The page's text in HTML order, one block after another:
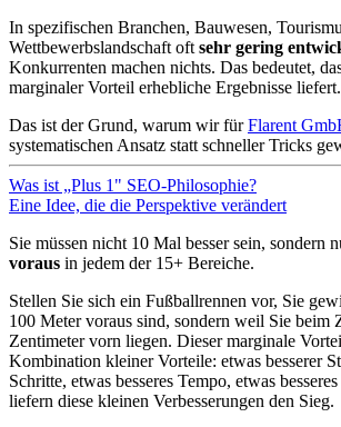
In spezifischen Branchen, Bauwesen,
Wettbewerbslandschaft oft sehr gering
Konkurrenten machen nichts. Das bedeutet,
marginaler Vorteil erhebliche Ergebnisse liefert.
Das ist der Grund, warum wir fürFlarent
systematischen Ansatz statt schneller Tricks
Was ist „Plus 1" SEO-Philosophie?
Eine Idee, die die Perspektive verändert
Sie müssen nicht 10 Mal besser sein, sondern
voraus in jedem der 15+ Bereiche.
Stellen Sie sich ein Fußballrennen vor, Sie
100 Meter voraus sind, sondern weil Sie beim
Zentimeter vorn liegen. Dieser marginale
Kombination kleiner Vorteile: etwas besserer
Schritte, etwas besseres Tempo, etwas
liefern diese kleinen Verbesserungen den Sieg.